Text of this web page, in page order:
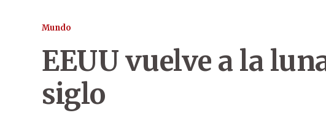
Mundo
EEUU vuelve a la
siglo